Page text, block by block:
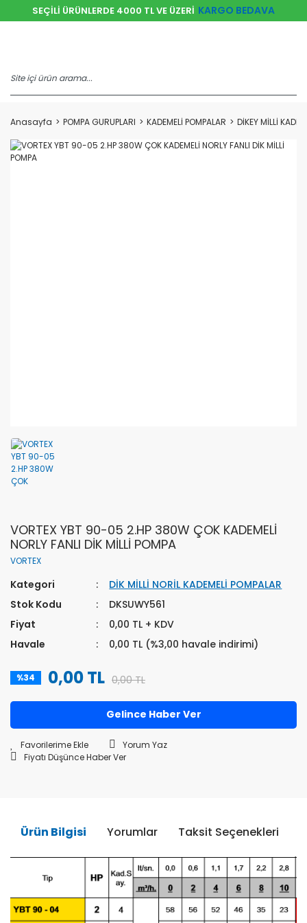
SEÇİLİ ÜRÜNLERDE 4000 TL VE ÜZERİ KARGO BEDAVA
Anasayfa POMPA GURUPLARI KADEMELİ POMPALAR DİKEY MİLLİ
VORTEX YBT 90-05 2.HP 380W ÇOK KADEMELİ
NORLY FANLI DİK MİLLİ POMPA
VORTEX
Kategori
DİK MİLLİ NORİL KADEMELİ POMPALAR
Stok Kodu
DKSUWY561
Fiyat
0,00 TL + KDV
Havale
0,00 TL (%3,00 havale indirimi)
%34 0,00 TL 0,00 TL
Gelince Haber Ver
Yorum Yaz
Fiyatı Düşünce Haber Ver
Ürün Bilgisi Yorumlar Taksit Seçenekleri